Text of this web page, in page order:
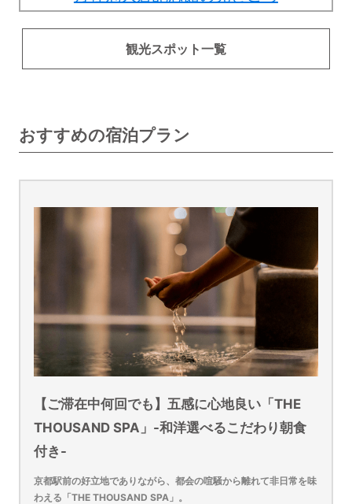
観光スポット一覧
おすすめの宿泊プラン
【ご滞在中何回でも】五感に心地良い「THE
THOUSAND SPA」-和洋選べるこだわり朝食
付き-
京都駅前の好立地でありながら、都会の喧騒から離れて非日常を味
わえる「THE THOUSAND SPA」。